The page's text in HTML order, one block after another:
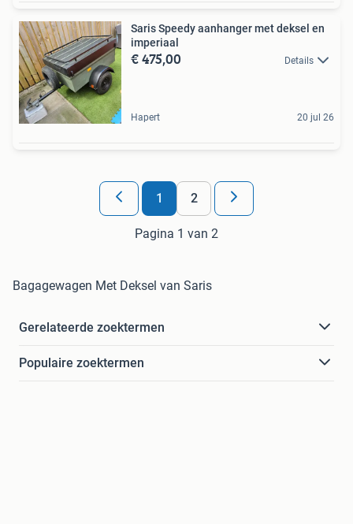
Saris Speedy aanhanger met deksel en
imperiaal
€ 475,00 Details
Hapert 20 jul 26
1 2
Pagina 1 van 2
Bagagewagen Met Deksel van Saris
Gerelateerde zoektermen
Populaire zoektermen